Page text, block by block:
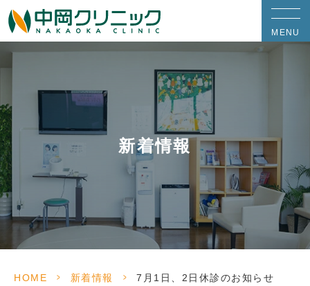
MENU
新着情報
HOME > 新着情報 > 7月1日、2日休診のお知らせ